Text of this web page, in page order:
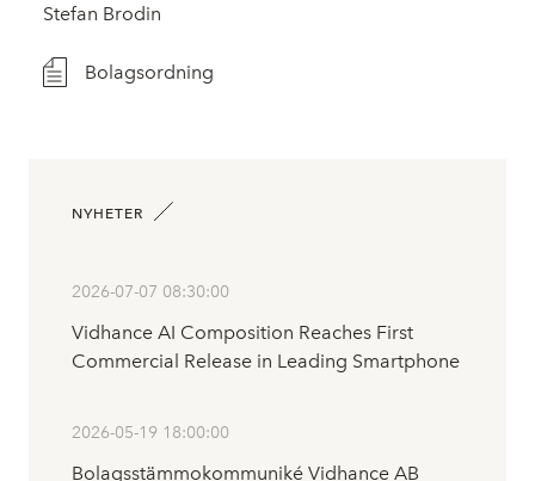
Stefan Brodin
Bolagsordning
NYHETER
2026-07-07 08:30:00
Vidhance AI Composition Reaches First
Commercial Release in Leading Smartphone
2026-05-19 18:00:00
Bolagsstämmokommuniké Vidhance AB